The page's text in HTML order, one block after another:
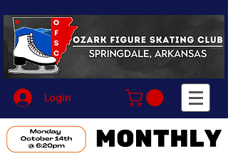
Login